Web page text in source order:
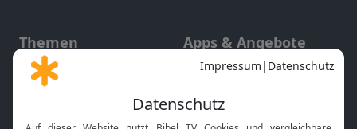
Themen
Gott und Bibel erklärt
Apps & Angebote
Mobile App